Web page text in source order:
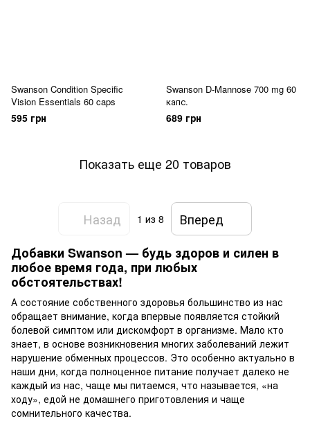
Swanson Condition Specific
Vision Essentials 60 caps
595 грн
Swanson D-Mannose 700 mg 60
капс.
689 грн
Показать еще 20 товаров
Назад 1 из 8
Вперед
Добавки Swanson — будь здоров и силен в
любое время года, при любых
обстоятельствах!
А состояние собственного здоровья большинство из нас
обращает внимание, когда впервые появляется стойкий
болевой симптом или дискомфорт в организме. Мало кто
знает, в основе возникновения многих заболеваний лежит
нарушение обменных процессов. Это особенно актуально в
наши дни, когда полноценное питание получает далеко не
каждый из нас, чаще мы питаемся, что называется, «на
ходу», едой не домашнего приготовления и чаще
сомнительного качества.